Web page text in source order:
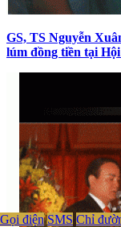
GS, TS Nguyễn
lúm đồng tiền tại
Gọi điện SMS Chỉ